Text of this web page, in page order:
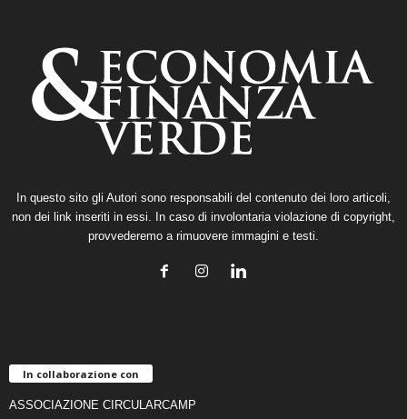
In questo sito gli Autori sono responsabili del contenuto dei loro articoli,
non dei link inseriti in essi. In caso di involontaria violazione di copyright,
provvederemo a rimuovere immagini e testi.
In collaborazione con
ASSOCIAZIONE CIRCULARCAMP